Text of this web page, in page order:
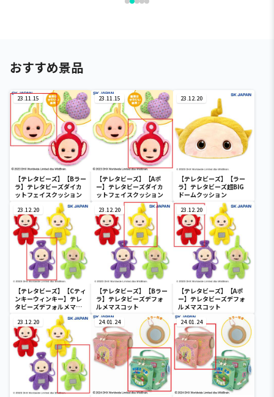
おすすめ景品
23.11.15
【テレタビーズ】【Bラー
ラ】テレタビーズダイカ
ットフェイスクッション
23.11.15
【テレタビーズ】【Aポ
ー】テレタビーズダイカ
ットフェイスクッション
23.12.20
【テレタビーズ】【ラー
ラ】テレタビーズ超BIG
ドームクッション
23.12.20
【テレタビーズ】【Cティ
ンキーウィンキー】テレ
タビーズデフォルメマス
23.12.20
【テレタビーズ】【Bラー
ラ】テレタビーズデフォ
ルメマスコット
23.12.20
【テレタビーズ】【Aポ
ー】テレタビーズデフォ
ルメマスコット
23.12.20 24.01.24 24.01.24